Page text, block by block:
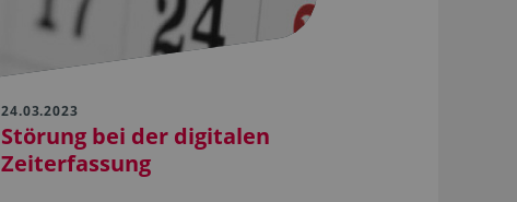
24.03.2023
Störung bei der digitalen
Zeiterfassung